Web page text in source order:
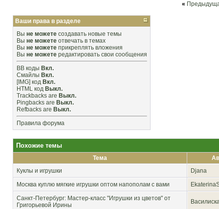
«
Ваши права в разделе
Вы не можете создавать новые темы
Вы не можете отвечать в темах
Вы не можете прикреплять вложения
Вы не можете редактировать свои сообщения
BB коды Вкл.
Смайлы Вкл.
[IMG] код Вкл.
HTML код Выкл.
Trackbacks are Выкл.
Pingbacks are Выкл.
Refbacks are Выкл.
Правила форума
Похожие темы
Тема
Куклы и игрушки
Djana
Москва куплю мягкие игрушки оптом напополам с вами
Санкт-Петербург: Мастер-класс "Игрушки из цветов" от
Григорьевой Ирины